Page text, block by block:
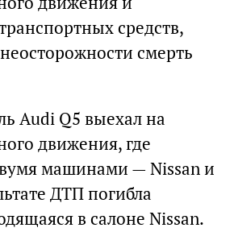
средств,
смерть
Audi Q5 выехал на
движения, где
машинами — Nissan и
ДТП погибла
в салоне Nissan.